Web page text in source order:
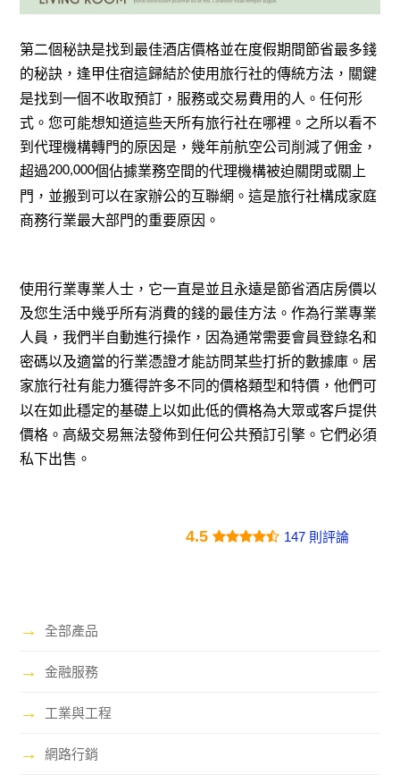
第二個秘訣是找到最佳酒店價格並在度假期間節省最多錢
的秘訣，逢甲住宿這歸結於使用旅行社的傳統方法，關鍵
是找到一個不收取預訂，服務或交易費用的人。任何形
式。您可能想知道這些天所有旅行社在哪裡。之所以看不
到代理機構轉門的原因是，幾年前航空公司削減了佣金，
超過200,000個佔據業務空間的代理機構被迫關閉或關上
門，並搬到可以在家辦公的互聯網。這是旅行社構成家庭
商務行業最大部門的重要原因。
使用行業專業人士，它一直是並且永遠是節省酒店房價以
及您生活中幾乎所有消費的錢的最佳方法。作為行業專業
人員，我們半自動進行操作，因為通常需要會員登錄名和
密碼以及適當的行業憑證才能訪問某些打折的數據庫。居
家旅行社有能力獲得許多不同的價格類型和特價，他們可
以在如此穩定的基礎上以如此低的價格為大眾或客戶提供
價格。高級交易無法發佈到任何公共預訂引擎。它們必須
私下出售。
4.5 147 則評論
→ 全部產品
→ 金融服務
→ 工業與工程
→ 網路行銷